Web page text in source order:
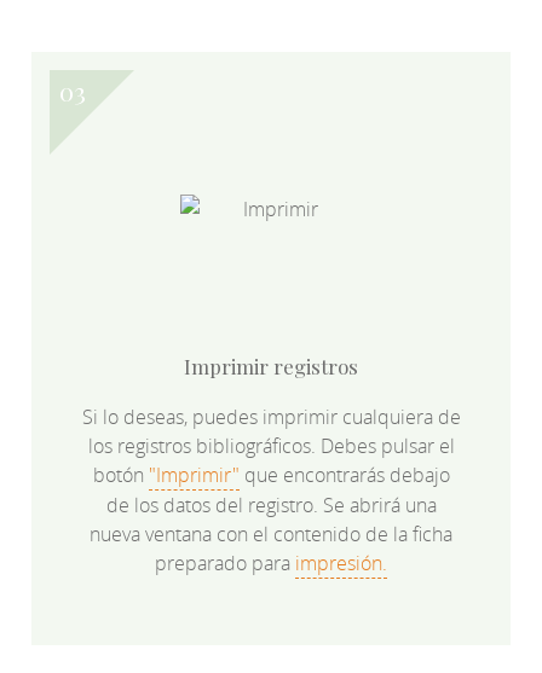
Imprimir registros
Si lo deseas, puedes imprimir cualquiera de
los registros bibliográficos. Debes pulsar el
botón "Imprimir" que encontrarás debajo
de los datos del registro. Se abrirá una
nueva ventana con el contenido de la ficha
preparado para impresión.